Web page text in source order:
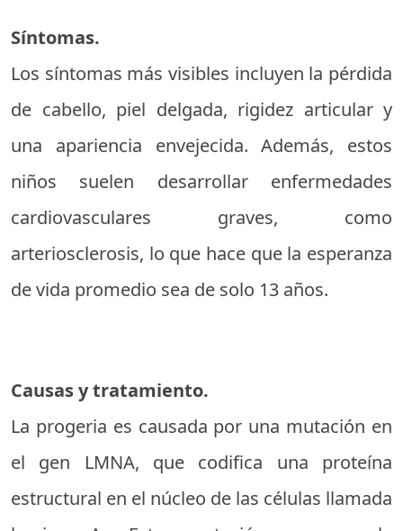
Síntomas.
Los síntomas más visibles incluyen la pérdida
de cabello, piel delgada, rigidez articular y
una apariencia envejecida. Además, estos
niños suelen desarrollar enfermedades
cardiovasculares graves, como
arteriosclerosis, lo que hace que la esperanza
de vida promedio sea de solo 13 años.
Causas y tratamiento.
La progeria es causada por una mutación en
el gen LMNA, que codifica una proteína
estructural en el núcleo de las células llamada